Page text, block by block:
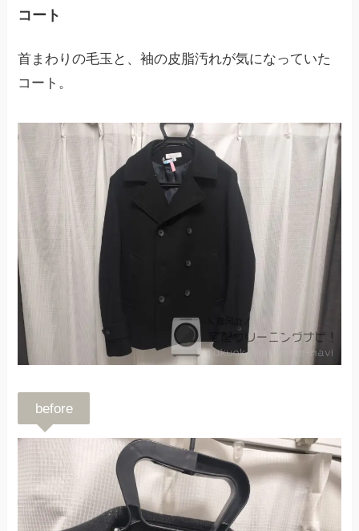
コート
首まわりの毛玉と、袖の皮脂汚れが気になっていた
コート。
before